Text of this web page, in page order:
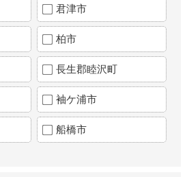
君津市
柏市
長生郡睦沢町
袖ケ浦市
船橋市